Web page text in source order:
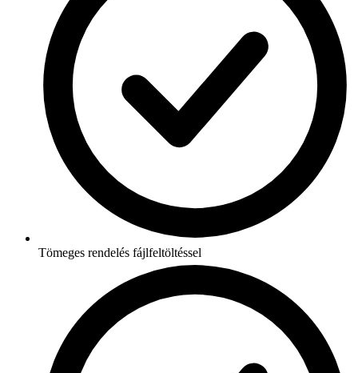
Tömeges rendelés fájlfeltöltéssel